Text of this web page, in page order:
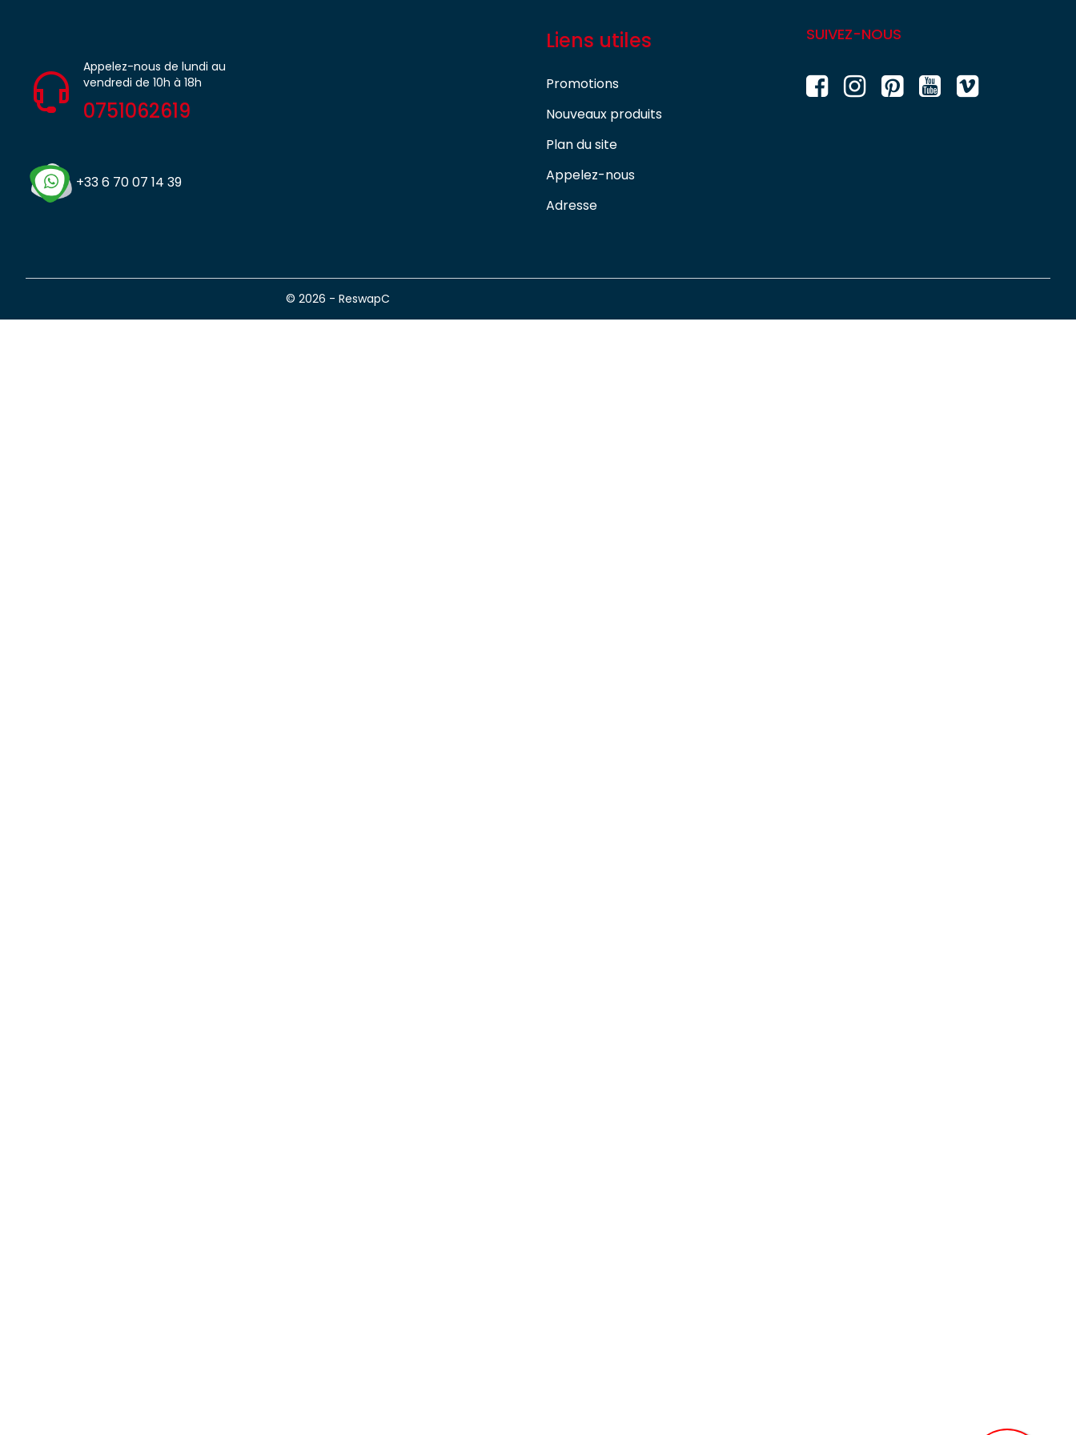
Appelez-nous de lundi au
vendredi de 10h à 18h
0751062619
+33 6 70 07 14 39
Liens utiles
Promotions
Nouveaux produits
Plan du site
Appelez-nous
Adresse
SUIVEZ-NOUS
© 2026 - ReswapC